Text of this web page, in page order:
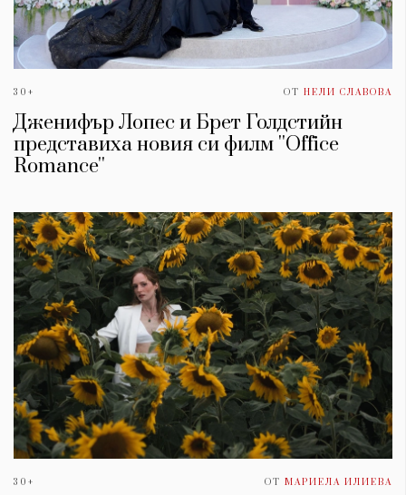
30+ ОТ НЕЛИ СЛАВОВА
Дженифър Лопес и Брет Голдстийн
представиха новия си филм ''Office
Romance''
30+ ОТ МАРИЕЛА ИЛИЕВА